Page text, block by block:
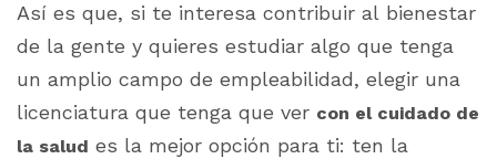
Así es que, si te interesa contribuir al bienestar
de la gente y quieres estudiar algo que tenga
un amplio campo de empleabilidad, elegir una
licenciatura que tenga que ver con el cuidado de
la salud es la mejor opción para ti: ten la